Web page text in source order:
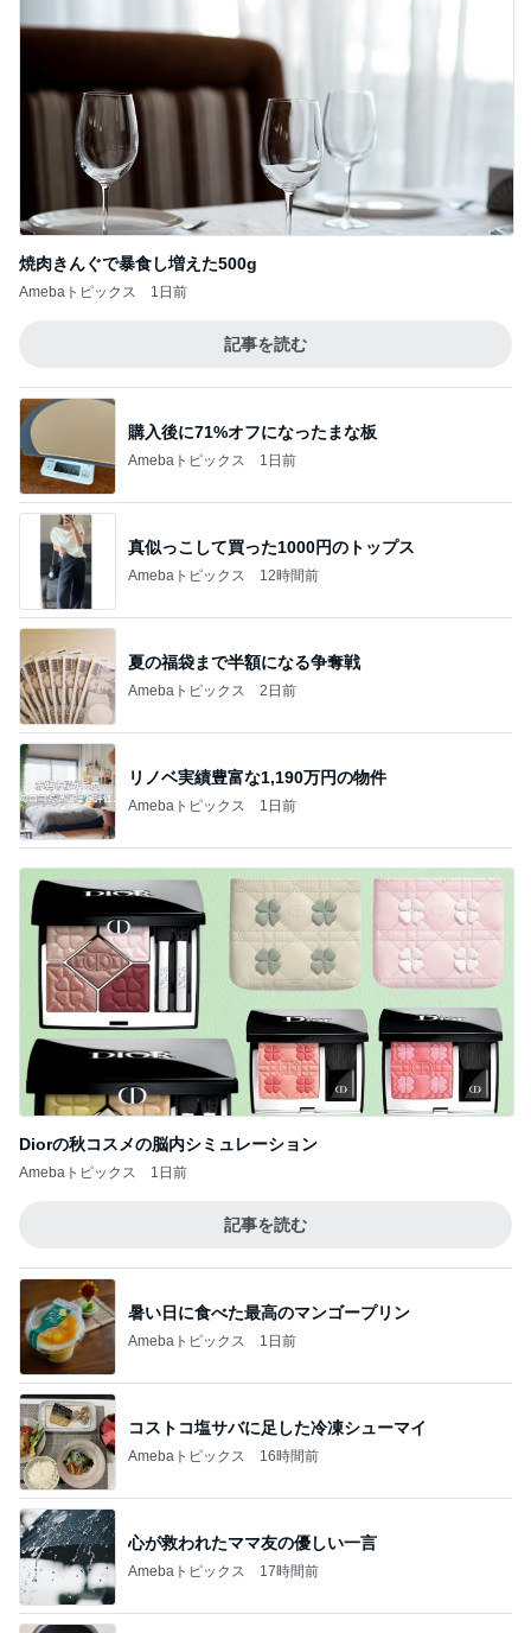
焼肉きんぐで暴食し増えた500g
Amebaトピックス 1日前
記事を読む
購入後に71%オフになったまな板
Amebaトピックス 1日前
真似っこして買った1000円のトップス
Amebaトピックス 12時間前
夏の福袋まで半額になる争奪戦
Amebaトピックス 2日前
リノベ実績豊富な1,190万円の物件
Amebaトピックス 1日前
Diorの秋コスメの脳内シミュレーション
Amebaトピックス 1日前
記事を読む
暑い日に食べた最高のマンゴープリン
Amebaトピックス 1日前
コストコ塩サバに足した冷凍シューマイ
Amebaトピックス 16時間前
心が救われたママ友の優しい一言
Amebaトピックス 17時間前